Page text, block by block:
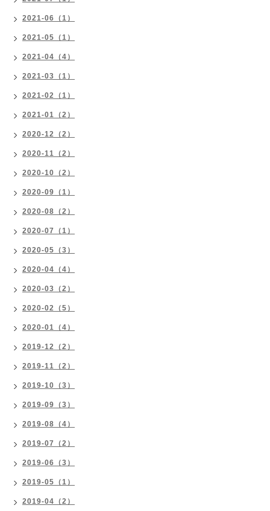
2021-06（1）
2021-05（1）
2021-04（4）
2021-03（1）
2021-02（1）
2021-01（2）
2020-12（2）
2020-11（2）
2020-10（2）
2020-09（1）
2020-08（2）
2020-07（1）
2020-05（3）
2020-04（4）
2020-03（2）
2020-02（5）
2020-01（4）
2019-12（2）
2019-11（2）
2019-10（3）
2019-09（3）
2019-08（4）
2019-07（2）
2019-06（3）
2019-05（1）
2019-04（2）